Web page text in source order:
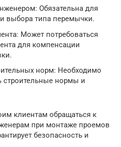
Обязательна для
и выбора типа перемычки.
Может потребоваться
для компенсации
норм: Необходимо
строительные нормы и
клиентам обращаться к
при монтаже проемов
безопасность и